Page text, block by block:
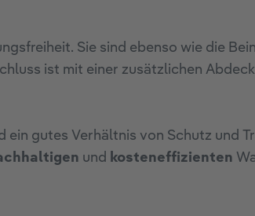
Sie sind ebenso wie die
ist mit einer zusätzlichen
gutes Verhältnis von Schutz und
und kosteneffizienten